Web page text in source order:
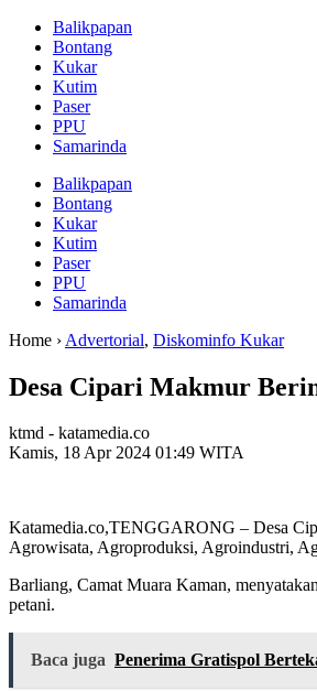
Balikpapan
Bontang
Kukar
Kutim
Paser
PPU
Samarinda
Balikpapan
Bontang
Kukar
Kutim
Paser
PPU
Samarinda
Home › Advertorial, Diskominfo Kukar
Desa Cipari Makmur
ktmd - katamedia.co
Kamis, 18 Apr 2024 01:49 WITA
Katamedia.co,TENGGARONG – Desa
Agrowisata, Agroproduksi, Agroindustri,
Barliang, Camat Muara Kaman,
petani.
Baca juga Penerima Gratispol